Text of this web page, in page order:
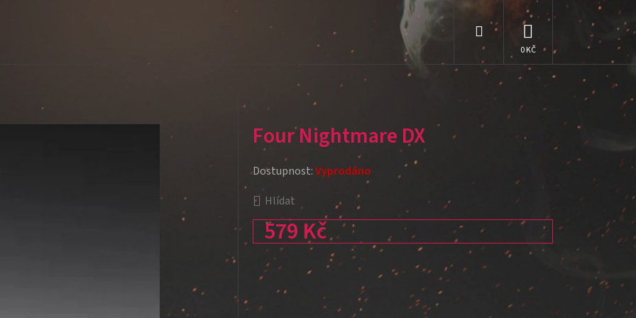
Hledat
NÁKUPNÍ
KOŠÍK
Four Nightmare DX
Hlídat
579 Kč
Měrná cena:
Dostupnost:Vyprodáno